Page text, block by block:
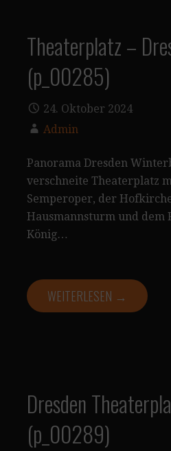
Theaterplatz –
(p_00285)
24. Oktober 2024
Admin
Panorama Dresden
verschneite Theaterplatz
Semperoper, der
Hausmannsturm und dem
König…
WEITERLESEN →
Dresden
(p_00289)